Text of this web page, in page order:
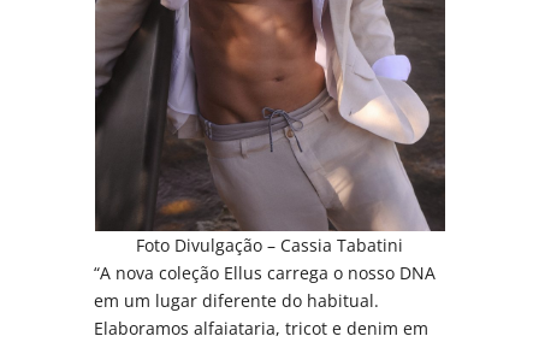
Foto Divulgação – Cassia Tabatini
“A nova coleção Ellus carrega o nosso DNA
em um lugar diferente do habitual.
Elaboramos alfaiataria, tricot e denim em